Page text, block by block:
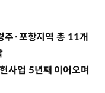
주·포항지역 총 11개
사업 5년째 이어오며